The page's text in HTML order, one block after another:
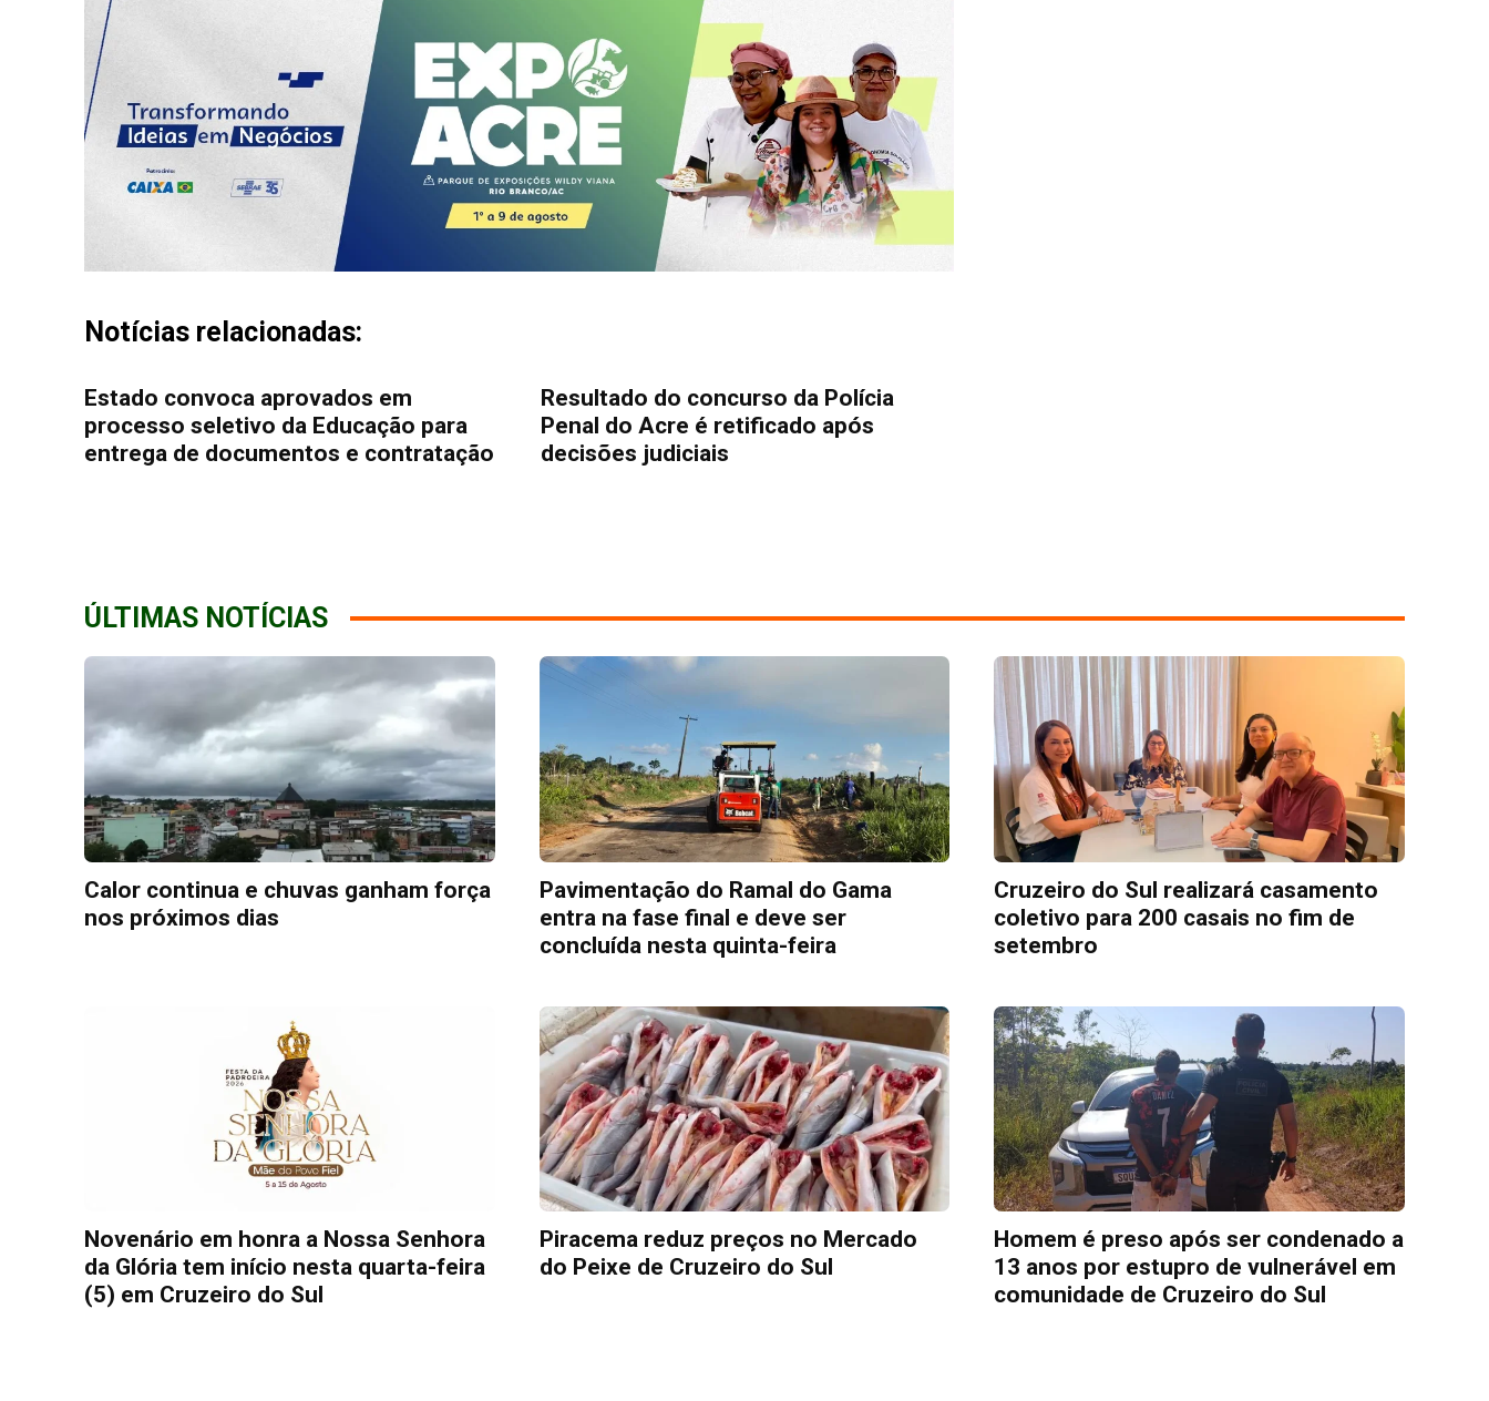
Notícias relacionadas:
Estado convoca aprovados em
processo seletivo da Educação para
entrega de documentos e contratação
Resultado do concurso da Polícia
Penal do Acre é retificado após
decisões judiciais
ÚLTIMAS NOTÍCIAS
Calor continua e chuvas ganham força
nos próximos dias
Pavimentação do Ramal do Gama
entra na fase final e deve ser
concluída nesta quinta-feira
Cruzeiro do Sul realizará casamento
coletivo para 200 casais no fim de
setembro
Novenário em honra a Nossa Senhora
da Glória tem início nesta quarta-feira
(5) em Cruzeiro do Sul
Piracema reduz preços no Mercado
do Peixe de Cruzeiro do Sul
Homem é preso após ser condenado a
13 anos por estupro de vulnerável em
comunidade de Cruzeiro do Sul